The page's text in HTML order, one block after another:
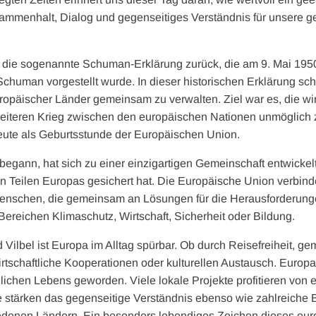
Dialog und gegenseitiges Verständnis für unsere
sogenannte Schuman-Erklärung zurück, die am 9. Mai
vorgestellt wurde. In dieser historischen Erklärung
Länder gemeinsam zu verwalten. Ziel war es, die
Krieg zwischen den europäischen Nationen unmöglich
als Geburtsstunde der Europäischen Union.
hat sich zu einer einzigartigen Gemeinschaft
Teilen Europas gesichert hat. Die Europäische Union
die gemeinsam an Lösungen für die
Klimaschutz, Wirtschaft, Sicherheit oder Bildung.
Vilbel ist Europa im Alltag spürbar. Ob durch Reisefreiheit,
Kooperationen oder kulturellen Austausch.
Lebens geworden. Viele lokale Projekte profitieren von
stärken das gegenseitige Verständnis ebenso wie zahlreiche